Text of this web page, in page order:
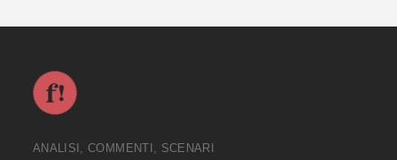
ANALISI, COMMENTI, SCENARI